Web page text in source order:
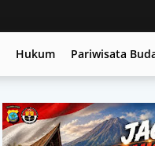
Hukum Pariwisata